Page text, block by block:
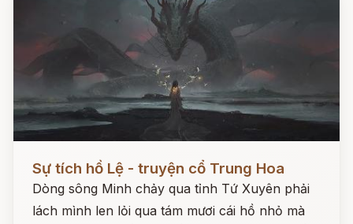
Sự tích hồ Lệ - truyện cổ Trung Hoa
Dòng sông Minh chảy qua tỉnh Tứ Xuyên phải
lách mình len lỏi qua tám mươi cái hồ nhỏ mà